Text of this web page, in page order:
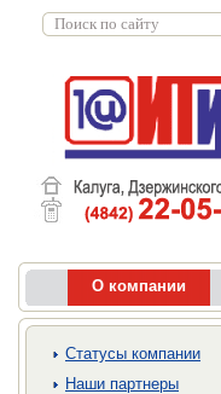
О компании
Cтатусы компании
Наши партнеры